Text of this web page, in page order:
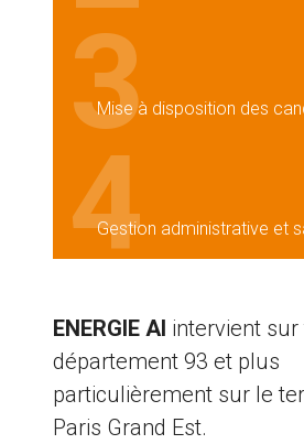
3
Mise à disposition des
4
Gestion administrative et
ENERGIE AI intervient
département 93 et plus
particulièrement sur le
Paris Grand Est.